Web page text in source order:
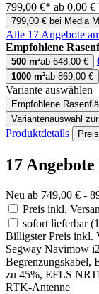
799,00 €* ab 0,00 €
799,00 € bei Media
Alle 17 Angebote
Empfohlene
500 m²ab 648,00 €
1000 m²ab 869,00 €
Variante auswählen
Empfohlene
Variantenauswahl
Produktdetails
17
Neu ab 749,00 € -
Preis inkl.
sofort lieferbar
Billigster Preis inkl.
Segway Navimow
Begrenzungskabel,
zu 45%, EFLS
RTK-Antenne